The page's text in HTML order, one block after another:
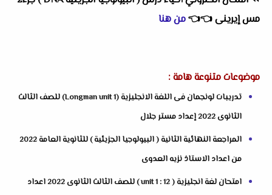
مس إيرينى👈
👈من هنا
موضوعات متنوعة هامة :
تدريبات لونجمان فى اللغة الانجليزية (Longman unit 1) للصف الثالث
الثانوى 2022 إعداد مستر جلال
المراجعة النهائية الثانية ( البيولوجيا الجزيئية ) للثانوية العامة 2022
من اعداد الاستاذ نزيه العدوى
امتحان لغة انجليزية ( unit 1 : 12 ) للصف الثالث الثانوى 2022 اعداد